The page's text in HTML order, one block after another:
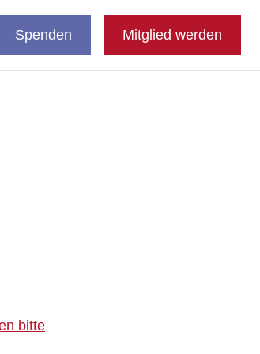
auswählen
DE
Spenden Mitglied werden
bitte